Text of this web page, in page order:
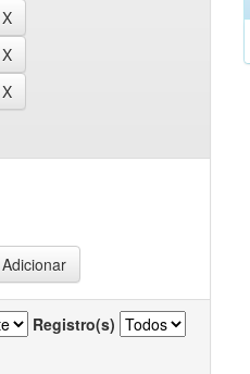
Registro(s)